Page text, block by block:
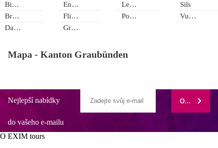
Bivio
Brigels
Davos
Engadin - St. Moritz
Flims Laax Falera
Grüsch
Lenzerh
Poschiavo
Sils
Vulpera
Mapa - Kanton Graubünden
Nejlepší nabídky
do vašeho e-mailu
ODEBÍRAT
O EXIM tours